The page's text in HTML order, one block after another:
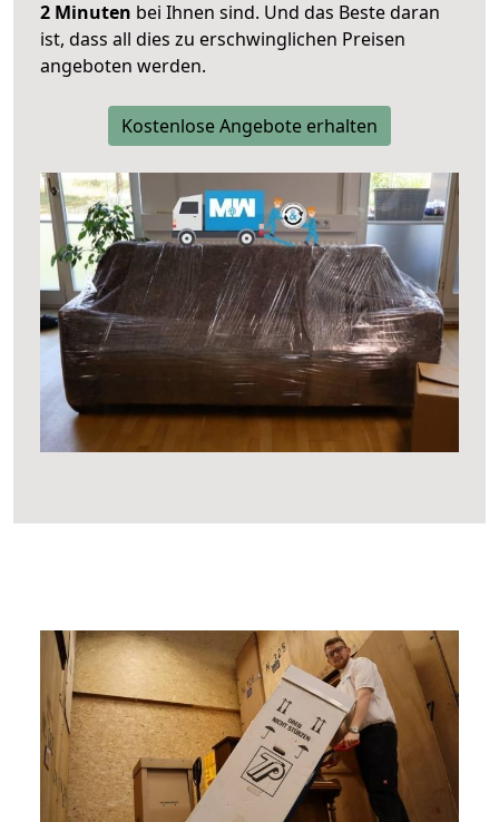
2 Minuten bei Ihnen sind. Und das Beste daran
ist, dass all dies zu erschwinglichen Preisen
angeboten werden.
Kostenlose Angebote erhalten